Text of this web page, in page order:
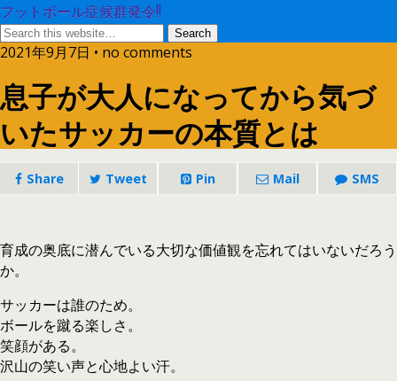
フットボール症候群発令!!
2021年9月7日 • no comments
息子が大人になってから気づ
いたサッカーの本質とは
Share Tweet Pin Mail SMS
育成の奥底に潜んでいる大切な価値観を忘れてはいないだろう
か。
サッカーは誰のため。
ボールを蹴る楽しさ。
笑顔がある。
沢山の笑い声と心地よい汗。